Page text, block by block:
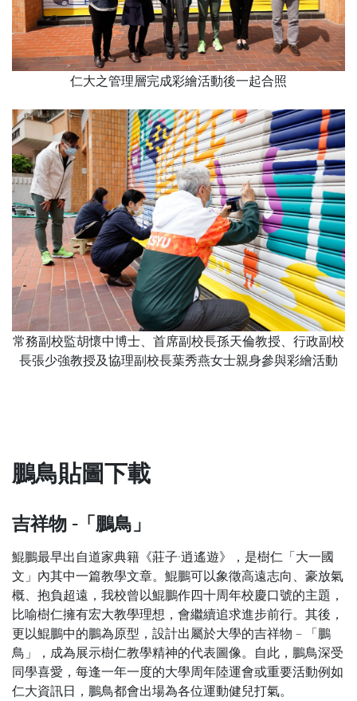
仁大之管理層完成彩繪活動後一起合照
常務副校監胡懷中博士、首席副校長孫天倫教授、行政副校
長張少強教授及協理副校長葉秀燕女士親身參與彩繪活動
鵬鳥貼圖下載
吉祥物 -「鵬鳥」
鯤鵬最早出自道家典籍《莊子·逍遙遊》，是樹仁「大一國
文」內其中一篇教學文章。鯤鵬可以象徵高遠志向、豪放氣
概、抱負超遠，我校曾以鯤鵬作四十周年校慶口號的主題，
比喻樹仁擁有宏大教學理想，會繼續追求進步前行。其後，
更以鯤鵬中的鵬為原型，設計出屬於大學的吉祥物 – 「鵬
鳥」，成為展示樹仁教學精神的代表圖像。自此，鵬鳥深受
同學喜愛，每逢一年一度的大學周年陸運會或重要活動例如
仁大資訊日，鵬鳥都會出場為各位運動健兒打氣。